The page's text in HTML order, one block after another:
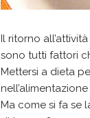
Il ritorno
sono tutti fattori
Mettersi a dieta
Ma come si fa se